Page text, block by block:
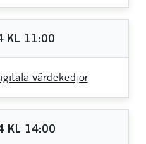
KL 11:00
värdekedjor
KL 14:00